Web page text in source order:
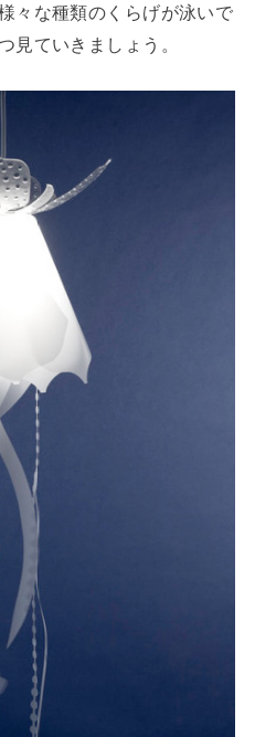
々な種類のくらげが泳いで
見ていきましょう。